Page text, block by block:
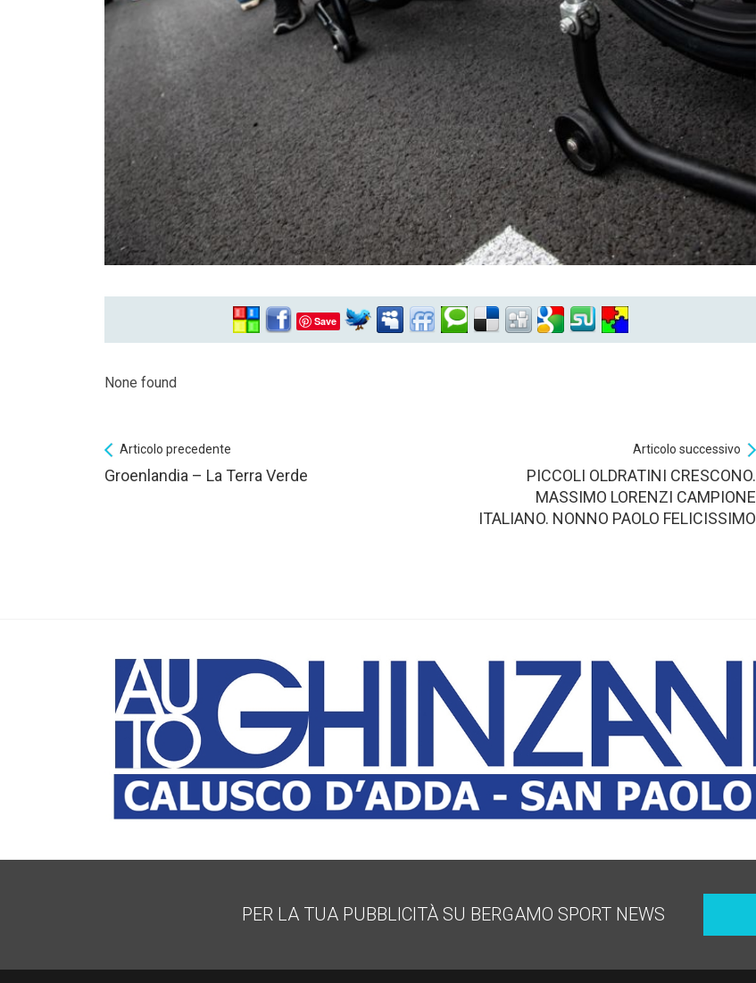
Save
None found
Articolo precedente
Groenlandia – La Terra Verde
Articolo successivo
PICCOLI OLDRATINI CRESCONO.
MASSIMO LORENZI CAMPIONE
ITALIANO. NONNO PAOLO FELICISSIMO
PER LA TUA PUBBLICITÀ SU BERGAMO SPORT NEWS